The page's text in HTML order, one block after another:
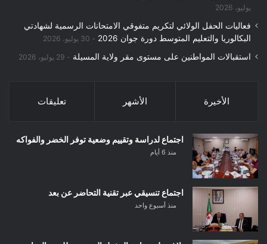
يوليو، 2026
فعاليات الحفل الولائي لتكريم متفوقي الامتحانات الرسمية لشهادتي
البكالوريا والتعليم المتوسط دورة جوان 2026
30 يوليو، 2026
استقبالات المواطنين على مستوى مقر ولاية المسيلة 29 يوليو، 2026
الأخيرة الأشهر تعليقات
اجتماع لدراسة وتقييم وضعية توفر الخضر والفواكه
منذ 6 أيام
اجتماع تنسيقي عبر تقنية التحاضر عن بعد
منذ أسبوع واحد